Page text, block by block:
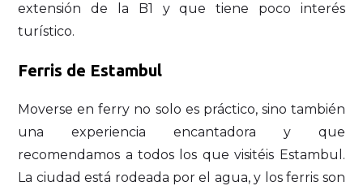
extensión de la B1 y que tiene poco interés
turístico.
Ferris de Estambul
Moverse en ferry no solo es práctico, sino también
una experiencia encantadora y que
recomendamos a todos los que visitéis Estambul.
La ciudad está rodeada por el agua, y los ferris son